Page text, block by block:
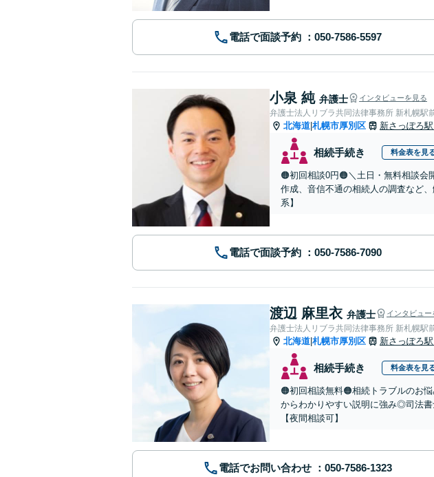
電話で面談予約
小泉 純 弁護士 インタビューを見る
弁護士法人リブラ共同法律事務所 新札幌駅
北海道 札幌市厚別区 新さっぽろ駅
相続手続き 料金表を見
🟠初回相談0円🟠＼土日・無料相談
作成、音信不通の相続人の調査など
系】
電話で面談予約
渡辺 麻里衣 弁護士 インタビュー
弁護士法人リブラ共同法律事務所 新札幌駅
北海道 札幌市厚別区 新さっぽろ駅
相続手続き 料金表を見
🟠初回相談無料🟠相続トラブルのお
からわかりやすい説明に強み◎司法
【夜間相談可】
電話でお問い合わせ